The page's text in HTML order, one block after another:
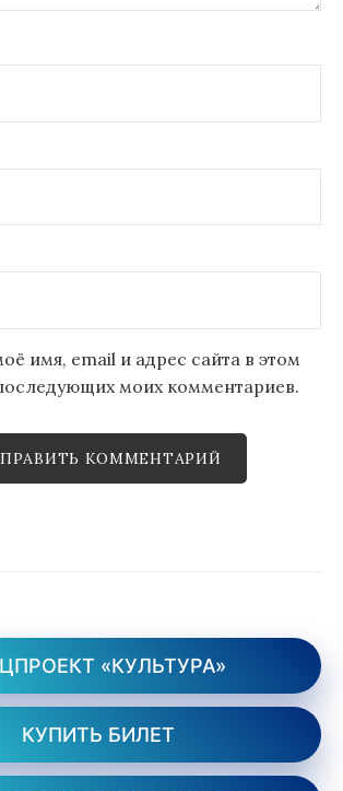
имя, email и адрес сайта в этом
моих комментариев.
«КУЛЬТУРА»
КУПИТЬ БИЛЕТ